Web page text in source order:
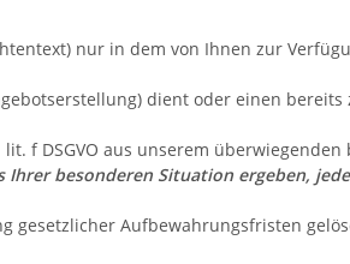
nur in dem von Ihnen zur
dient oder einen bereits
f DSGVO aus unserem
Ihrer besonderen Situation ergeben,
gesetzlicher Aufbewahrungsfristen